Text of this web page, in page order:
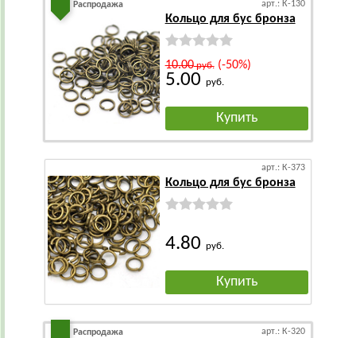
Распродажа арт.: К-130
Кольцо для бус бронза
10.00руб.(-50%)
5.00 руб.
Купить
арт.: К-373
Кольцо для бус бронза
4.80 руб.
Купить
Распродажа арт.: К-320